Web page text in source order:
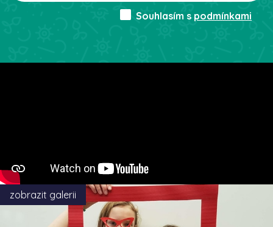
Souhlasím s podmínkami
zobrazit galerii